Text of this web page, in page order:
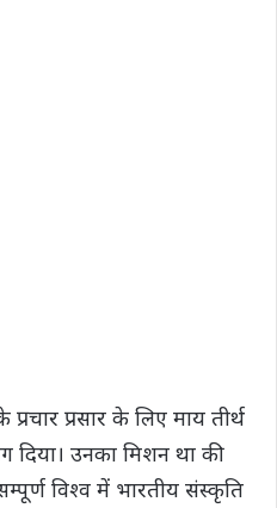
प्रसार के लिए माय तीर्थ
दिया। उनका मिशन था की
विश्व में भारतीय संस्कृति